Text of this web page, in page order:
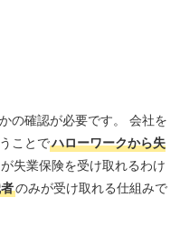
の確認が必要です。 会社を
ことでハローワークから失
失業保険を受け取れるわけ
のみが受け取れる仕組みで